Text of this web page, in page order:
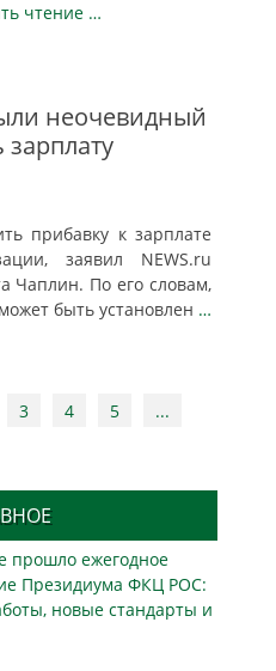
чтение …
неочевидный
прибавку к зарплате
заявил NEWS.ru
Чаплин. По его словам,
быть установлен …
3 4 5
...
прошло ежегодное
Президиума ФКЦ РОС:
новые стандарты и